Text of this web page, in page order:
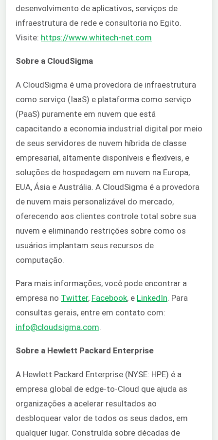
desenvolvimento de aplicativos, serviços de
infraestrutura de rede e consultoria no Egito.
Visite: https://www.whitech-net.com
Sobre a CloudSigma
A CloudSigma é uma provedora de infraestrutura
como serviço (IaaS) e plataforma como serviço
(PaaS) puramente em nuvem que está
capacitando a economia industrial digital por meio
de seus servidores de nuvem híbrida de classe
empresarial, altamente disponíveis e flexíveis, e
soluções de hospedagem em nuvem na Europa,
EUA, Ásia e Austrália. A CloudSigma é a provedora
de nuvem mais personalizável do mercado,
oferecendo aos clientes controle total sobre sua
nuvem e eliminando restrições sobre como os
usuários implantam seus recursos de
computação.
Para mais informações, você pode encontrar a
empresa no Twitter, Facebook, e LinkedIn. Para
consultas gerais, entre em contato com:
info@cloudsigma.com.
Sobre a Hewlett Packard Enterprise
A Hewlett Packard Enterprise (NYSE: HPE) é a
empresa global de edge-to-Cloud que ajuda as
organizações a acelerar resultados ao
desbloquear valor de todos os seus dados, em
qualquer lugar. Construída sobre décadas de